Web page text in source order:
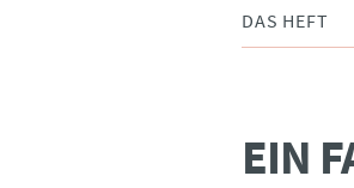
DAS HEFT
EIN